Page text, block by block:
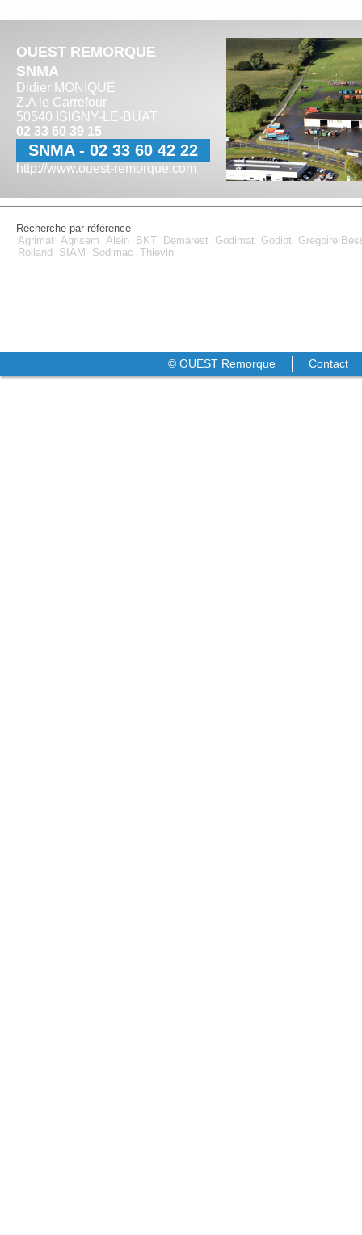
OUEST REMORQUE
SNMA
Didier MONIQUE
Z.A le Carrefour
50540 ISIGNY-LE-BUAT
02 33 60 39 15
SNMA - 02 33 60 42 22
http://www.ouest-remorque.com
Recherche par référence
Agrimat Agrisem Alein BKT Demarest Godimat Godiot Gregoire
Rolland
SIAM Sodimac Thievin
© OUEST Remorque Contact